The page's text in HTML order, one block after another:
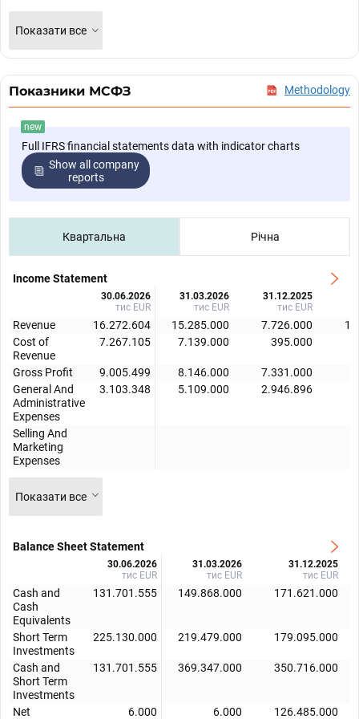
Показати все
Показники МСФЗ Methodology
new
Full IFRS financial statements data with indicator charts
Show all company
reports
Квартальна Річна
Income Statement
30.06.2026
тис EUR
31.03.2026
тис EUR
31.12.2025
тис EUR
Revenue 16.272.604 15.285.000 7.726.000
Cost of
Revenue
7.267.105 7.139.000 395.000
Gross Profit 9.005.499 8.146.000 7.331.000
General And
Administrative
Expenses
3.103.348 5.109.000 2.946.896
Selling And
Marketing
Expenses
Показати все
Balance Sheet Statement
30.06.2026
тис EUR
31.03.2026
тис EUR
31.12.2025
тис EUR
Cash and
Cash
Equivalents
131.701.555 149.868.000 171.621.000
Short Term
Investments
225.130.000 219.479.000 179.095.000
Cash and
Short Term
Investments
131.701.555 369.347.000 350.716.000
Net
6.000 6.000 126.485.000